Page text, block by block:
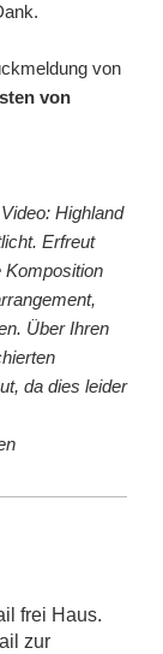
von
von
Highland
Erfreut
Komposition
Über Ihren
da dies leider
frei Haus.
zur